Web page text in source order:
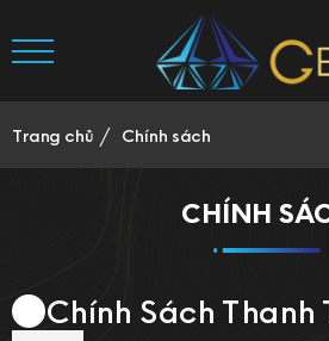
Trang chủ Chính sách
CHÍNH
Chính Sách Thanh